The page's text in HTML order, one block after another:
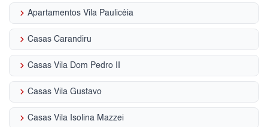
keyboard_arrow_right Apartamentos Vila Paulicéia
keyboard_arrow_right Casas Carandiru
keyboard_arrow_right Casas Vila Dom Pedro II
keyboard_arrow_right Casas Vila Gustavo
keyboard_arrow_right Casas Vila Isolina Mazzei